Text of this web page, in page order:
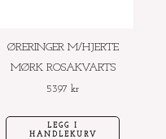
ØRERINGER M/HJERTE
MØRK ROSAKVARTS
5397 kr
LEGG I
HANDLEKURV